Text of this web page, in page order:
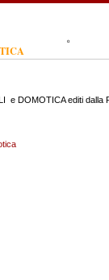
e DOMOTICA editi dalla